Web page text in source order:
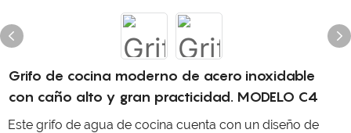
Grifo de cocina moderno de acero inoxidable
con caño alto y gran practicidad. MODELO C4
Este grifo de agua de cocina cuenta con un diseño de